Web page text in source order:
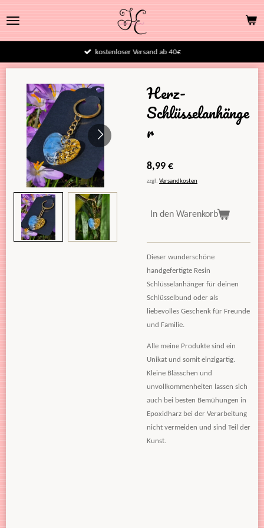
Hauptinhalt
springen
kostenloser Versand ab 40€
Herz-
Schlüsselanhänge
r
8,99 €
zzgl. Versandkosten
In den Warenkorb
Dieser wunderschöne
handgefertigte Resin
Schlüsselanhänger für deinen
Schlüsselbund oder als
liebevolles Geschenk für Freunde
und Familie.
Alle meine Produkte sind ein
Unikat und somit einzigartig.
Kleine Blässchen und
unvollkommenheiten lassen sich
auch bei besten Bemühungen in
Epoxidharz bei der Verarbeitung
nicht vermeiden und sind Teil der
Kunst.